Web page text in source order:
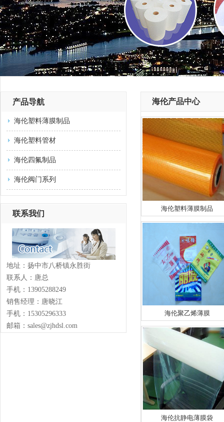
产品导航
海伦塑料薄膜制品
海伦塑料管材
海伦四氟制品
海伦阀门系列
联系我们
地址：扬中市八桥镇永胜街
联系人：唐总
手机：13905288249
销售经理：唐晓江
手机：15305296333
邮箱：sales@zjhdsl.com
海伦产品中心
海伦塑料薄膜制品
海伦聚乙烯薄膜
海伦抗静电薄膜袋